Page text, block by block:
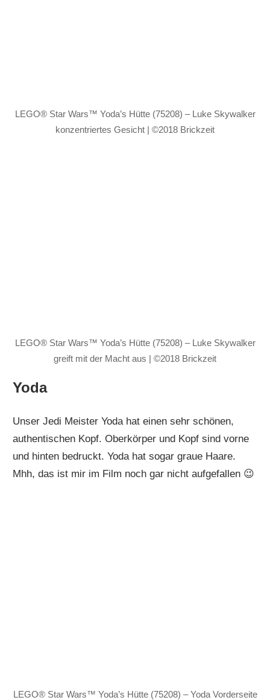
LEGO® Star Wars™ Yoda’s Hütte (75208) – Luke Skywalker
konzentriertes Gesicht | ©2018 Brickzeit
LEGO® Star Wars™ Yoda’s Hütte (75208) – Luke Skywalker
greift mit der Macht aus | ©2018 Brickzeit
Yoda
Unser Jedi Meister Yoda hat einen sehr schönen,
authentischen Kopf. Oberkörper und Kopf sind vorne
und hinten bedruckt. Yoda hat sogar graue Haare.
Mhh, das ist mir im Film noch gar nicht aufgefallen 😉
LEGO® Star Wars™ Yoda’s Hütte (75208) – Yoda Vorderseite